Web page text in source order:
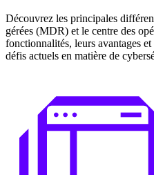
Découvrez les principales
gérées (MDR) et le centre des
fonctionnalités, leurs avantages
défis actuels en matière de